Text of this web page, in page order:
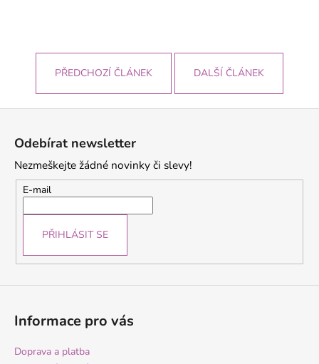
PŘEDCHOZÍ ČLÁNEK DALŠÍ ČLÁNEK
Odebírat newsletter
Nezmeškejte žádné novinky či slevy!
E-mail
PŘIHLÁSIT SE
Informace pro vás
Doprava a platba